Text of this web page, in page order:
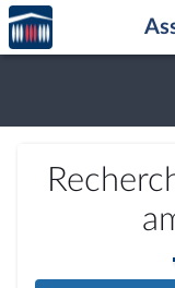
Aller au contenu
Aller en bas de la
Accèder
à la
page